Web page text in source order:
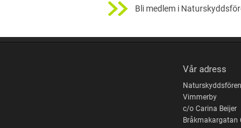
Bli medlem i
Vår adress
Vimmerby
c/o Carina Beijer
Bråkmakargatan